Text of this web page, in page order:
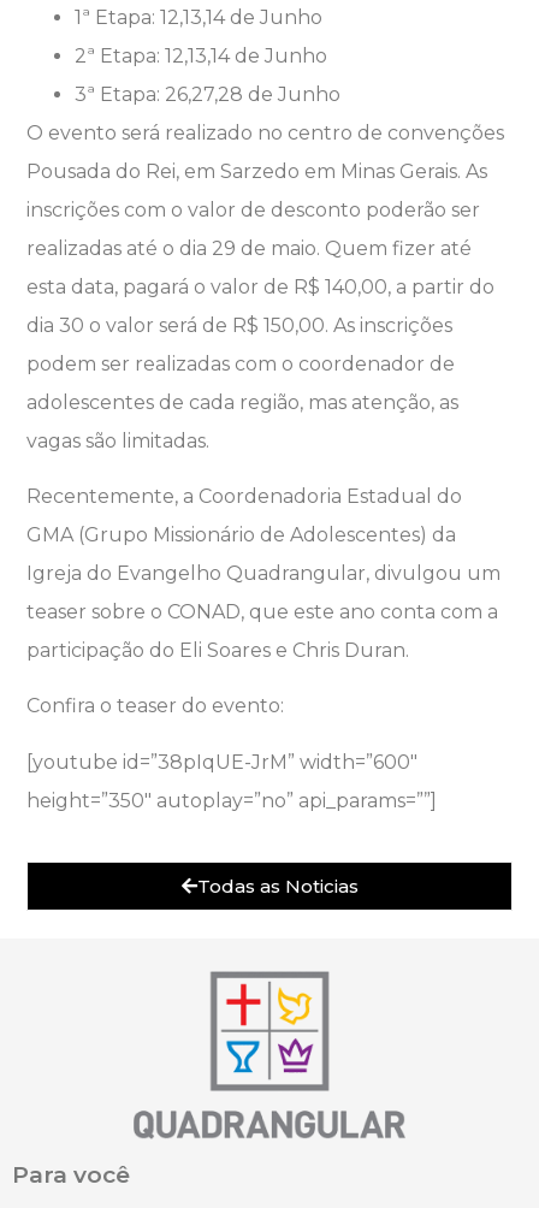
1ª Etapa: 12,13,14 de Junho
2ª Etapa: 12,13,14 de Junho
3ª Etapa: 26,27,28 de Junho
O evento será realizado no centro de convenções
Pousada do Rei, em Sarzedo em Minas Gerais. As
inscrições com o valor de desconto poderão ser
realizadas até o dia 29 de maio. Quem fizer até
esta data, pagará o valor de R$ 140,00, a partir do
dia 30 o valor será de R$ 150,00. As inscrições
podem ser realizadas com o coordenador de
adolescentes de cada região, mas atenção, as
vagas são limitadas.
Recentemente, a Coordenadoria Estadual do
GMA (Grupo Missionário de Adolescentes) da
Igreja do Evangelho Quadrangular, divulgou um
teaser sobre o CONAD, que este ano conta com a
participação do Eli Soares e Chris Duran.
Confira o teaser do evento:
[youtube id=”38pIqUE-JrM” width=”600″
height=”350″ autoplay=”no” api_params=””]
Todas as Noticias
Para você